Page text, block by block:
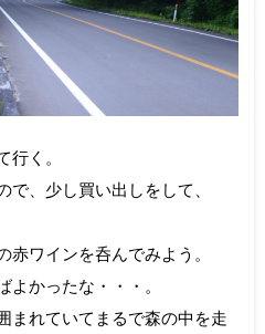
く。
、少し買い出しをして、
ワインを呑んでみよう。
よかったな・・・。
まれていてまるで森の中を走